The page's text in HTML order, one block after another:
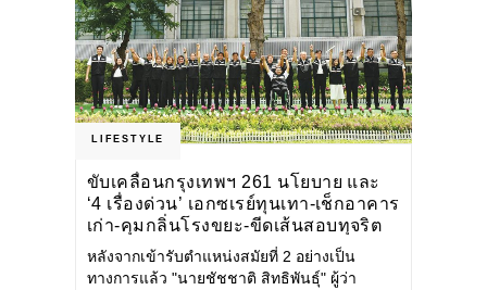
LIFESTYLE
ขับเคลื่อนกรุงเทพฯ 261 นโยบาย และ
‘4 เรื่องด่วน’ เอกซเรย์ทุนเทา-เช็กอาคาร
เก่า-คุมกลิ่นโรงขยะ-ขีดเส้นสอบทุจริต
หลังจากเข้ารับตำแหน่งสมัยที่ 2 อย่างเป็น
ทางการแล้ว "นายชัชชาติ สิทธิพันธุ์" ผู้ว่า